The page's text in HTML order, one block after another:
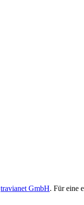
travianet GmbH. Für eine